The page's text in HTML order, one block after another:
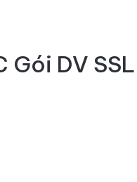
Gói DV SSL